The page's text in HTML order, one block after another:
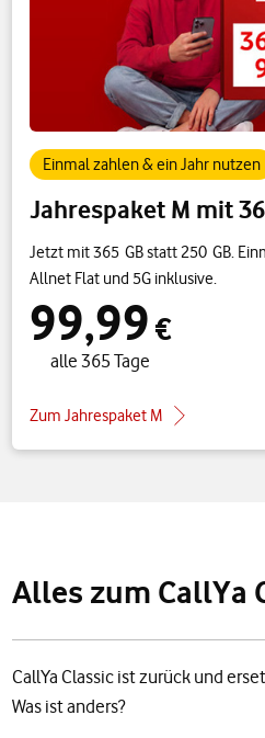
Jahrespaket M mit
Einmal zahlen & ein Jahr nutzen
Jetzt mit 365 GB statt 250 GB.
Allnet Flat und 5G inklusive.
99,99 €
alle 365 Tage
Zum Jahrespaket M
Alles zum CallYa
CallYa Classic ist zurück und
Was ist anders?